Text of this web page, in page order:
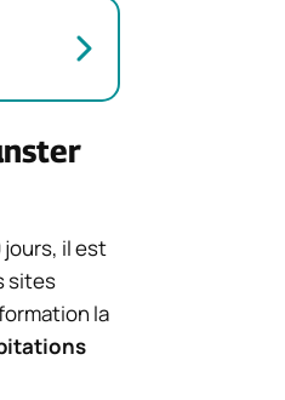
il est
sites
la